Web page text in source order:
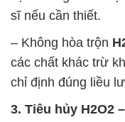
sĩ nếu cần thiết.
– Không hòa trộn
các chất khác trừ
chỉ định đúng liều
3. Tiêu hủy H2O2